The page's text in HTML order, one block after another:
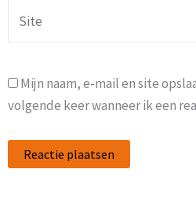
Mijn naam, e-mail en site
volgende keer wanneer ik een